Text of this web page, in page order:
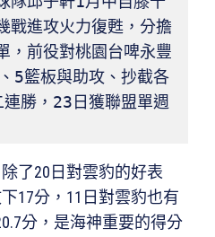
戰進攻火力復甦，分擔
，前役對桃園台啤永豐
5籃板與助攻、抄截各
勝，23日獲聯盟單週
了20日對雲豹的好表
17分，11日對雲豹也有
分，是海神重要的得分